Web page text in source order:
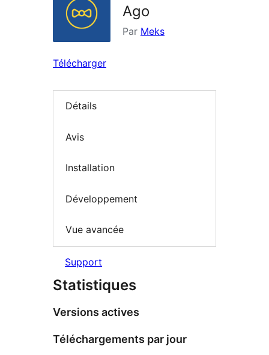
Ago
Par Meks
Télécharger
Détails
Avis
Installation
Développement
Vue avancée
Support
Statistiques
Versions actives
Téléchargements par jour